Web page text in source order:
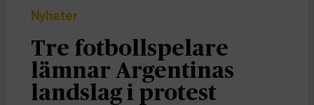
Nyheter
Tre fotbollspelare
lämnar Argentinas
landslag i protest